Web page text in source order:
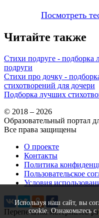
Посмотреть
Читайте также
Стихи подруге - подборка
подруги
Стихи про дочку -
стихотворений для дочери
Подборка лучших
Используя наш сайт, вы
cookie. Ознакомьтесь с
© 2018 – 2026
Образовательный портал
Все права защищены
О проекте
Контакты
Политика
Пользовательское
Условия
Перепечатка материалов